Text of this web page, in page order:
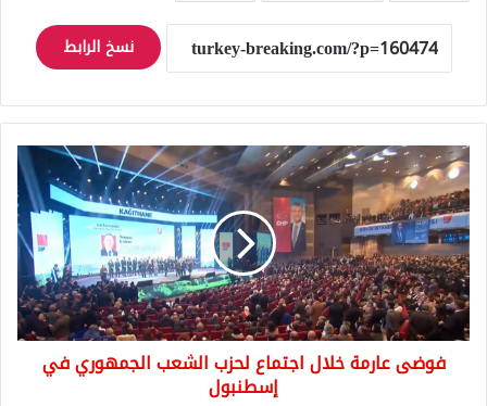
نسخ الرابط
فوضى
عارمة
خلال
اجتماع
لحزب
الشعب
الجمهوري
في
إسطنبول
فوضى عارمة خلال اجتماع لحزب الشعب الجمهوري في
إسطنبول